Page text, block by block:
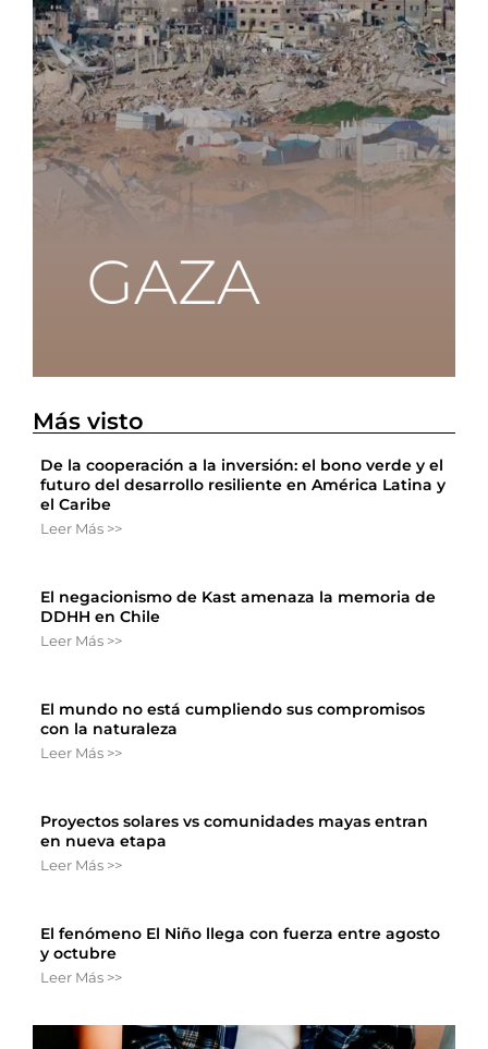
Más visto
De la cooperación a la inversión: el bono verde y el
futuro del desarrollo resiliente en América Latina y
el Caribe
Leer Más >>
El negacionismo de Kast amenaza la memoria de
DDHH en Chile
Leer Más >>
El mundo no está cumpliendo sus compromisos
con la naturaleza
Leer Más >>
Proyectos solares vs comunidades mayas entran
en nueva etapa
Leer Más >>
El fenómeno El Niño llega con fuerza entre agosto
y octubre
Leer Más >>